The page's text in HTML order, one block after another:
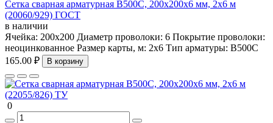
Сетка сварная арматурная В500С, 200х200х6 мм, 2х6 м
(20060/929) ГОСТ
в наличии
Ячейка: 200х200 Диаметр проволоки: 6 Покрытие проволоки:
неоцинкованное Размер карты, м: 2х6 Тип арматуры: В500С
165.00 ₽
В корзину
0